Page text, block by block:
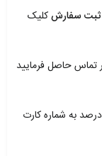
ثبت سفارشکليک
تماس حاصل فرماييد
براي خريد کارت به کارت و تلفني مبلغ اکانت را + ۱۰ درصد به شماره کارت